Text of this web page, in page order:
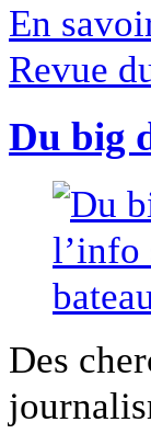
En
Revue
Du big
Des